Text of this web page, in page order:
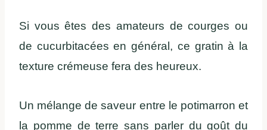
Si vous êtes des amateurs de courges ou
de cucurbitacées en général, ce gratin à la
texture crémeuse fera des heureux.
Un mélange de saveur entre le potimarron et
la pomme de terre sans parler du goût du